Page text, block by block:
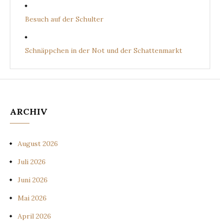
Besuch auf der Schulter
Schnäppchen in der Not und der Schattenmarkt
ARCHIV
August 2026
Juli 2026
Juni 2026
Mai 2026
April 2026